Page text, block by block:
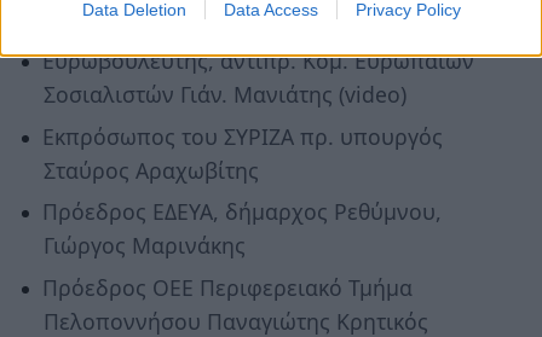
Data Deletion Data Access Privacy Policy
Μονεμβασίας και Σπάρτης
Ευρωβουλευτής, αντιπρ. Κομ. Ευρωπαίων
Σοσιαλιστών Γιάν. Μανιάτης (video)
Εκπρόσωπος του ΣΥΡΙΖΑ πρ. υπουργός
Σταύρος Αραχωβίτης
Πρόεδρος ΕΔΕΥΑ, δήμαρχος Ρεθύμνου,
Γιώργος Μαρινάκης
Πρόεδρος ΟΕΕ Περιφερειακό Τμήμα
Πελοποννήσου Παναγιώτης Κρητικός